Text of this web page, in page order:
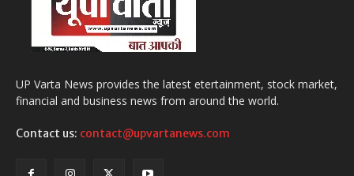
UP Varta News provides the latest etertainment, stock market,
financial and business news from around the world.
Contact us: contact@upvartanews.com